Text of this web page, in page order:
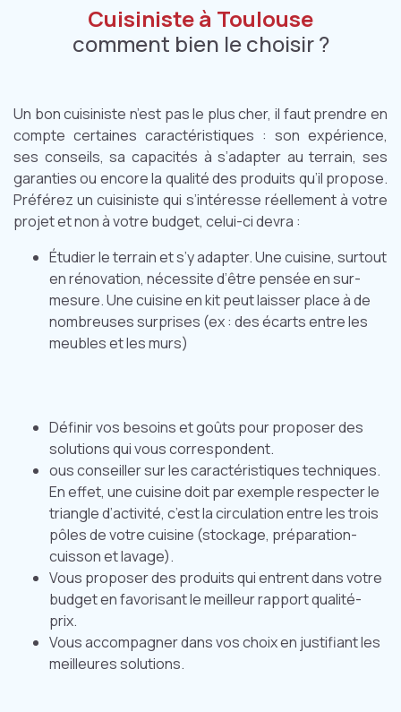
Cuisiniste à Toulouse
comment bien le choisir ?
Un bon cuisiniste n’est pas le plus cher, il faut prendre en
compte certaines caractéristiques : son expérience,
ses conseils, sa capacités à s’adapter au terrain, ses
garanties ou encore la qualité des produits qu’il propose.
Préférez un cuisiniste qui s’intéresse réellement à votre
projet et non à votre budget, celui-ci devra :
Étudier le terrain et s’y adapter. Une cuisine, surtout
en rénovation, nécessite d’être pensée en sur-
mesure. Une cuisine en kit peut laisser place à de
nombreuses surprises (ex : des écarts entre les
meubles et les murs)
Définir vos besoins et goûts pour proposer des
solutions qui vous correspondent.
ous conseiller sur les caractéristiques techniques.
En effet, une cuisine doit par exemple respecter le
triangle d’activité, c’est la circulation entre les trois
pôles de votre cuisine (stockage, préparation-
cuisson et lavage).
Vous proposer des produits qui entrent dans votre
budget en favorisant le meilleur rapport qualité-
prix.
Vous accompagner dans vos choix en justifiant les
meilleures solutions.